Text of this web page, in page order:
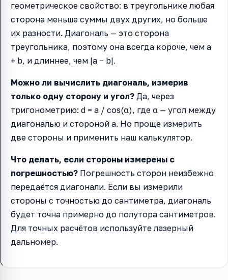
геометрическое свойство: в треугольнике любая
сторона меньше суммы двух других, но больше
их разности. Диагональ — это сторона
треугольника, поэтому она всегда короче, чем a
+ b, и длиннее, чем |a − b|.
Можно ли вычислить диагональ, измерив
только одну сторону и угол? Да, через
тригонометрию: d = a / cos(α), где α — угол между
диагональю и стороной a. Но проще измерить
две стороны и применить наш калькулятор.
Что делать, если стороны измерены с
погрешностью? Погрешность сторон неизбежно
передаётся диагонали. Если вы измерили
стороны с точностью до сантиметра, диагональ
будет точна примерно до полутора сантиметров.
Для точных расчётов используйте лазерный
дальномер.